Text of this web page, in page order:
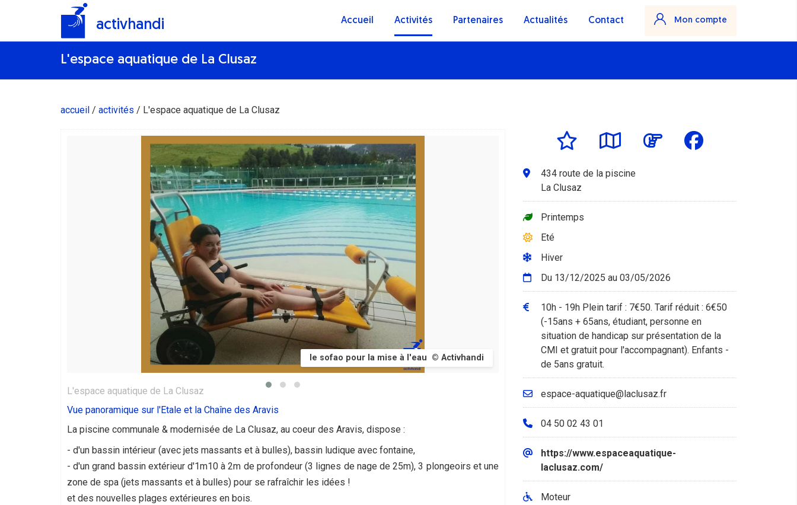
activhandi Accueil Activités Partenaires Actualités Contact Mon compte
L'espace aquatique de La Clusaz
accueil activités L'espace aquatique de La Clusaz
système de mise a l'eau © Piscine de La Clusaz
L'espace aquatique de La Clusaz
Vue panoramique sur l'Etale et la Chaîne des Aravis
La piscine communale & modernisée de La Clusaz, au coeur des Aravis, dispose :
- d'un bassin intérieur (avec jets massants et à bulles), bassin ludique avec fontaine,
- d'un grand bassin extérieur d'1m10 à 2m de profondeur (3 lignes de nage de 25m), 3 plongeoirs et une
zone de spa (jets massants et à bulles) pour se rafraîchir les idées !
et des nouvelles plages extérieures en bois.
434 route de la piscine
La Clusaz
Printemps
Eté
Hiver
Du 13/12/2025 au 03/05/2026
10h - 19h Plein tarif : 7€50. Tarif réduit : 6€50
(-15ans + 65ans, étudiant, personne en
situation de handicap sur présentation de la
CMI et gratuit pour l'accompagnant). Enfants -
de 5ans gratuit.
espace-aquatique@laclusaz.fr
04 50 02 43 01
https://www.espaceaquatique-
laclusaz.com/
Moteur